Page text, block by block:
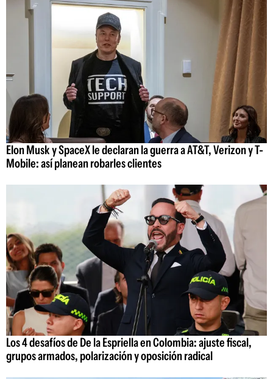
Elon Musk y SpaceX le declaran la guerra a AT&T, Verizon y T-
Mobile: así planean robarles clientes
Los 4 desafíos de De la Espriella en Colombia: ajuste fiscal,
grupos armados, polarización y oposición radical